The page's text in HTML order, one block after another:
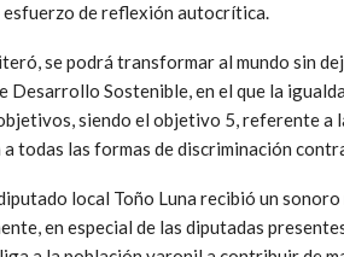
esfuerzo de reflexión autocrítica.
se podrá transformar al mundo sin
Desarrollo Sostenible, en el que la
siendo el objetivo 5, referente a
todas las formas de discriminación
local Toño Luna recibió un
en especial de las diputadas